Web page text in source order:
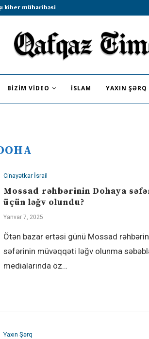
kiber müharibəsi
BIZIM VIDEO İSLAM YAXIN ŞƏRQ
Cinayətkar İsrail
Mossad rəhbərinin Dohaya
üçün ləğv olundu?
Yanvar 7, 2025
Ötən bazar ertəsi günü Mossad
səfərinin müvəqqəti ləğv olunma
medialarında öz…
Yaxın Şərq